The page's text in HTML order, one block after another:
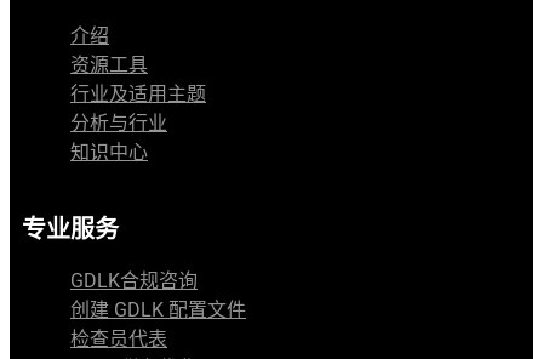
介绍
资源工具
行业及适用主题
分析与行业
知识中心
专业服务
GDLK合规咨询
创建 GDLK 配置文件
检查员代表